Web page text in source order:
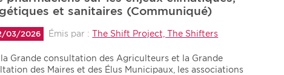
par mots clés Les deux
Période
et sanitaires (Communiqué)
03/2026 Émis par :The Shift Project, The Shifters
Grande consultation des Agriculteurs et la Grande
des Maires et des Élus Municipaux, les associations